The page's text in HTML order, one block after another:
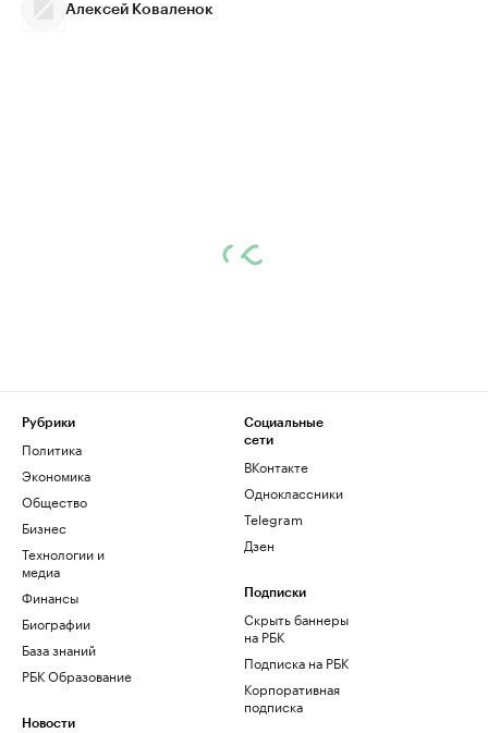
Алексей Коваленок
Рубрики
Политика
Экономика
Общество
Бизнес
Технологии и
медиа
Финансы
Биографии
База знаний
РБК Образование
Новости
Социальные
сети
ВКонтакте
Одноклассники
Telegram
Дзен
Подписки
Скрыть баннеры
на РБК
Подписка на РБК
Корпоративная
подписка